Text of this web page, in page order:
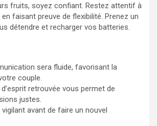
fruits, soyez confiant. Restez attentif à
faisant preuve de flexibilité. Prenez un
détendre et recharger vos batteries.
sera fluide, favorisant la
couple.
retrouvée vous permet de
justes.
avant de faire un nouvel